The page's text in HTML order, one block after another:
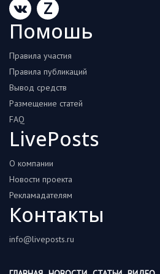
Z
Помошь
Правила участия
Правила публикаций
Вывод средств
Размещение статей
FAQ
LivePosts
О компании
Новости проекта
Рекламадателям
Контакты
info@liveposts.ru